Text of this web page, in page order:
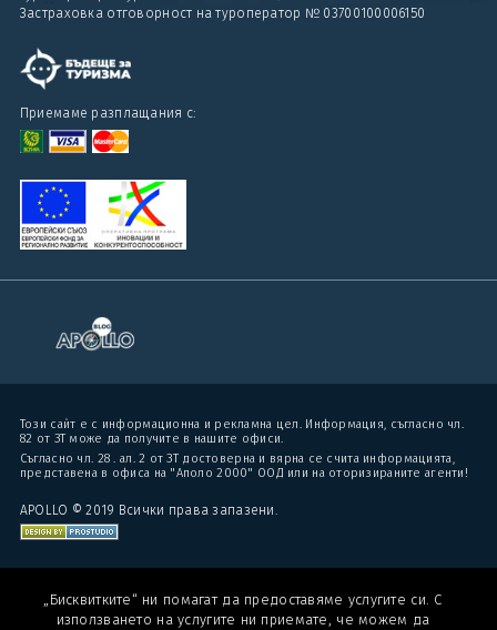
Застраховка отговорност на туроператор № 03700100006150
Приемаме разплащания с:
Този сайт е с информационна и рекламна цел. Информация, съгласно чл.
82 от ЗТ може да получите в нашите офиси.
Съгласно чл. 28 . ал. 2 от ЗТ достоверна и вярна се счита информацията,
представена в офиса на "Аполо 2000" ООД или на оторизираните агенти!
APOLLO © 2019 Всички права запазени.
„Бисквитките“ ни помагат да предоставяме услугите си. С
използването на услугите ни приемате, че можем да